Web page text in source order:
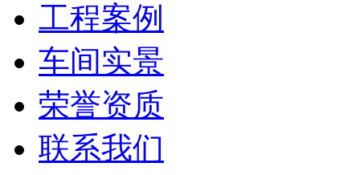
工程案例
车间实景
荣誉资质
联系我们